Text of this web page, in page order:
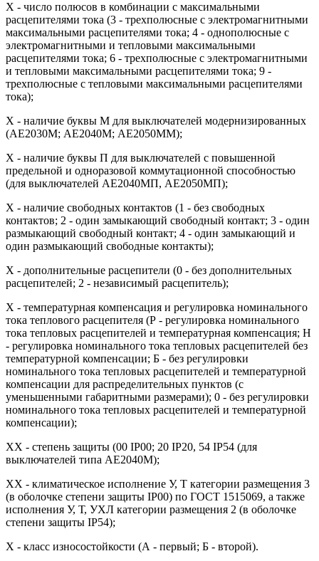
X - число полюсов в комбинации с максимальными
расцепителями тока (3 - трехполюсные с электромагнитными
максимальными расцепителями тока; 4 - однополюсные с
электромагнитными и тепловыми максимальными
расцепителями тока; 6 - трехполюсные с электромагнитными
и тепловыми максимальными расцепителями тока; 9 -
трехполюсные с тепловыми максимальными расцепителями
тока);
Х - наличие буквы М для выключателей модернизированных
(АЕ2030М; АЕ2040М; АЕ2050ММ);
Х - наличие буквы П для выключателей с повышенной
предельной и одноразовой коммутационной способностью
(для выключателей АЕ2040МП, АЕ2050МП);
Х - наличие свободных контактов (1 - без свободных
контактов; 2 - один замыкающий свободный контакт; 3 - один
размыкающий свободный контакт; 4 - один замыкающий и
один размыкающий свободные контакты);
Х - дополнительные расцепители (0 - без дополнительных
расцепителей; 2 - независимый расцепитель);
Х - температурная компенсация и регулировка номинального
тока теплового расцепителя (Р - регулировка номинального
тока тепловых расцепителей и температурная компенсация; Н
- регулировка номинального тока тепловых расцепителей без
температурной компенсации; Б - без регулировки
номинального тока тепловых расцепителей и температурной
компенсации для распределительных пунктов (с
уменьшенными габаритными размерами); 0 - без регулировки
номинального тока тепловых расцепителей и температурной
компенсации);
ХX - степень защиты (00 IР00; 20 IР20, 54 IР54 (для
выключателей типа АЕ2040М);
ХX - климатическое исполнение У, Т категории размещения 3
(в оболочке степени защиты IР00) по ГОСТ 1515069, а также
исполнения У, Т, УХЛ категории размещения 2 (в оболочке
степени защиты IР54);
Х - класс износостойкости (А - первый; Б - второй).